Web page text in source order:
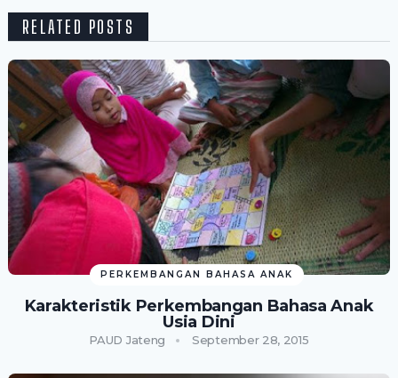
RELATED POSTS
PERKEMBANGAN BAHASA ANAK
Karakteristik Perkembangan Bahasa Anak
Usia Dini
PAUD Jateng September 28, 2015